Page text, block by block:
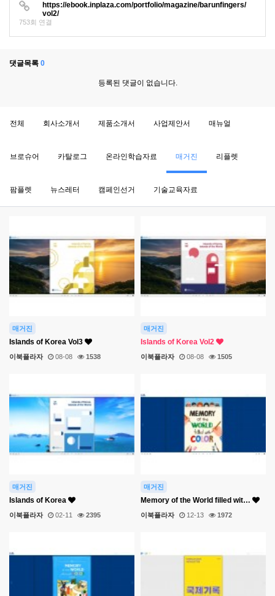
https://ebook.inplaza.com/portfolio/magazine/barunfingers/
vol2/
753회 연결
댓글목록 0
등록된 댓글이 없습니다.
전체 회사소개서 제품소개서 사업제안서 매뉴얼
브로슈어 카탈로그 온라인학습자료 매거진 리플렛
팜플렛 뉴스레터 캠페인선거 기술교육자료
매거진
Islands of Korea Vol3
이북플라자 08-08 1538
매거진
Islands of Korea Vol2
이북플라자 08-08 1505
매거진
Islands of Korea
이북플라자 02-11 2395
매거진
Memory of the World filled wit…
이북플라자 12-13 1972